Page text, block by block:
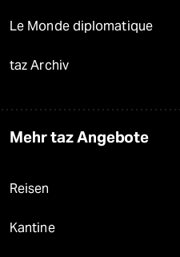
Le Monde diplomatique
taz Archiv
Mehr taz Angebote
Reisen
Kantine